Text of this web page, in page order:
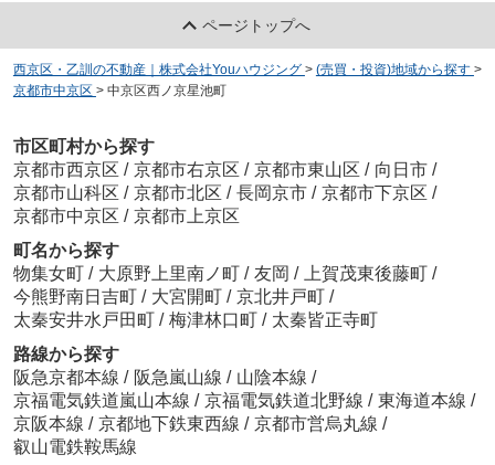
ページトップへ
西京区・乙訓の不動産｜株式会社Youハウジング > (売買・投資)地域から探す >
京都市中京区 > 中京区西ノ京星池町
市区町村から探す
京都市西京区 / 京都市右京区 / 京都市東山区 / 向日市 /
京都市山科区 / 京都市北区 / 長岡京市 / 京都市下京区 /
京都市中京区 / 京都市上京区
町名から探す
物集女町 / 大原野上里南ノ町 / 友岡 / 上賀茂東後藤町 /
今熊野南日吉町 / 大宮開町 / 京北井戸町 /
太秦安井水戸田町 / 梅津林口町 / 太秦皆正寺町
路線から探す
阪急京都本線 / 阪急嵐山線 / 山陰本線 /
京福電気鉄道嵐山本線 / 京福電気鉄道北野線 / 東海道本線 /
京阪本線 / 京都地下鉄東西線 / 京都市営烏丸線 /
叡山電鉄鞍馬線